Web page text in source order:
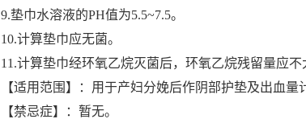
9.垫巾水溶液的PH值为5.5~7.5。
10.计算垫巾应无菌。
11.计算垫巾经环氧乙烷灭菌后，环氧乙烷残留量应不
【适用范围】：用于产妇分娩后作阴部护垫及出血量
【禁忌症】：暂无。